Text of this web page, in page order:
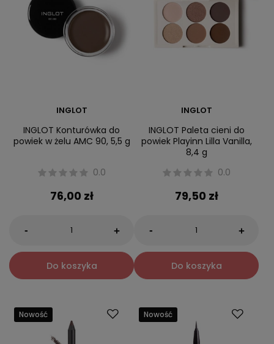
INGLOT
INGLOT Konturówka do
powiek w żelu AMC 90, 5,5 g
0.0
76,00 zł
- +
Do koszyka
INGLOT
INGLOT Paleta cieni do
powiek Playinn Lilla Vanilla,
8,4 g
0.0
79,50 zł
- +
Do koszyka
Nowość Nowość